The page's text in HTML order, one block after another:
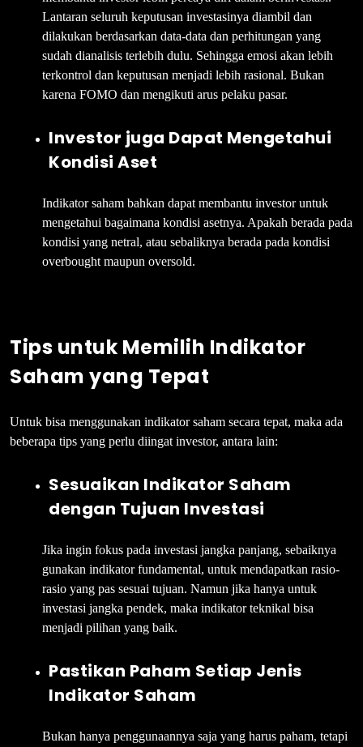
Lantaran seluruh keputusan investasinya diambil dan
dilakukan berdasarkan data-data dan perhitungan yang
sudah dianalisis terlebih dulu. Sehingga emosi akan lebih
terkontrol dan keputusan menjadi lebih rasional. Bukan
karena FOMO dan mengikuti arus pelaku pasar.
Investor juga Dapat Mengetahui
Kondisi Aset
Indikator saham bahkan dapat membantu investor untuk
mengetahui bagaimana kondisi asetnya. Apakah berada pada
kondisi yang netral, atau sebaliknya berada pada kondisi
overbought maupun oversold.
Tips untuk Memilih Indikator
Saham yang Tepat
Untuk bisa menggunakan indikator saham secara tepat, maka ada
beberapa tips yang perlu diingat investor, antara lain:
Sesuaikan Indikator Saham
dengan Tujuan Investasi
Jika ingin fokus pada investasi jangka panjang, sebaiknya
gunakan indikator fundamental, untuk mendapatkan rasio-
rasio yang pas sesuai tujuan. Namun jika hanya untuk
investasi jangka pendek, maka indikator teknikal bisa
menjadi pilihan yang baik.
Pastikan Paham Setiap Jenis
Indikator Saham
Bukan hanya penggunaannya saja yang harus paham, tetapi